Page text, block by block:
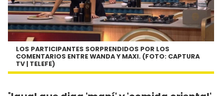
LOS PARTICIPANTES SORPRENDIDOS POR LOS
COMENTARIOS ENTRE WANDA Y MAXI. (FOTO: CAPTURA
TV | TELEFE)